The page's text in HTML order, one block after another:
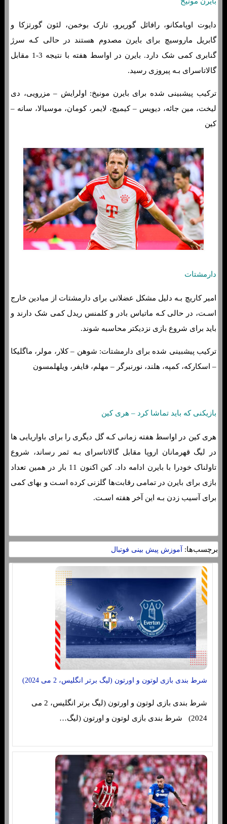
دایوت اوپامکانو، رافائل گوریرو، تارک بوخمن، لئون گورتزکا و
گابریل ماروسیچ برای بایرن مصدوم هستند در حالی کـه سرژ
گنابری کمی شک دارد. بایرن در اواسط هفته با نتیجه 3-1 مقابل
گالاتاسرای بـه پیروزی رسید.
ترکیب پیشبینی شده برای بایرن مونیخ: اولرایش – مزرویی، دی
لیخت، مین جائه، دیویس – کیمیچ، لایمر، کومان، موسیالا، سانه –
کین
دارمشتات
امیر کاریچ بـه دلیل مشکل عضلانی برای دارمشتات از میادین خارج
اسـت، در حالی کـه ماتیاس بادر و کلمنس ریدل کمی شک دارند و
باید برای شروع بازی نزدیکتر محاسبه شوند.
ترکیب پیشبینی شده برای دارمشتات: شوهن – کلار، مولر، ماگلیکا
– اسکارکه، کمپه، هلند، نورنبرگر – مهلم، فایفر، ویلهلمسون
بازیکنی که باید تماشا کرد – هری کین
هری کین در اواسط هفته زمانی کـه گل دیگری را برای باواریایی ها
در لیگ قهرمانان اروپا مقابل گالاتاسرای بـه ثمر رساند، شروع
تاولناک خودرا با بایرن ادامه داد. کین اکنون 11 بار در همین تعداد
بازی برای بایرن در تمامی رقابت‌ها گلزنی کرده اسـت و بهای کمی
برای آسیب زدن بـه این آخر هفته اسـت.
برچسب‌ها: آموزش پیش بینی فوتبال
شرط بندی بازی لوتون و اورتون (لیگ برتر انگلیس، 2 می 2024)
شرط بندی بازی لوتون و اورتون (لیگ برتر انگلیس، 2 می
2024) شرط بندی بازی لوتون و اورتون (لیگ…